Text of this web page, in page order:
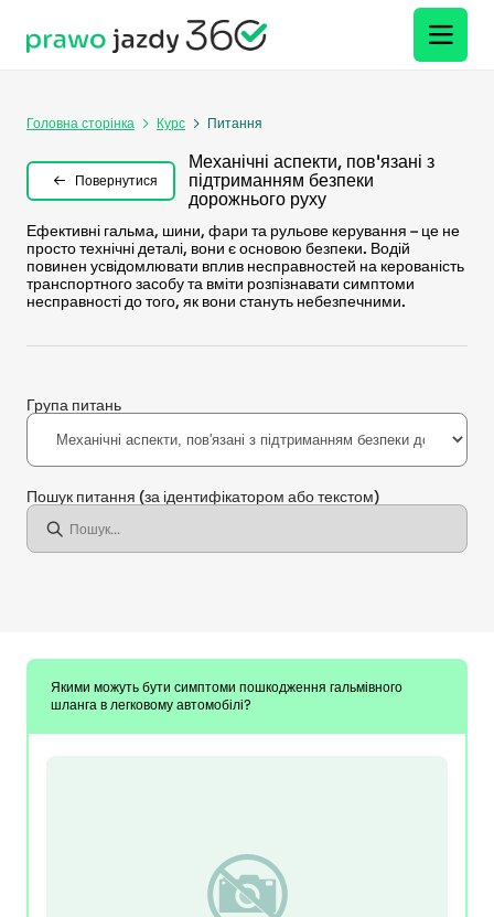
Головна сторінка Курс Питання
Повернутися
Механічні аспекти, пов'язані з
підтриманням безпеки
дорожнього руху
Ефективні гальма, шини, фари та рульове керування – це не
просто технічні деталі, вони є основою безпеки. Водій
повинен усвідомлювати вплив несправностей на керованість
транспортного засобу та вміти розпізнавати симптоми
несправності до того, як вони стануть небезпечними.
Група питань
Пошук питання (за ідентифікатором або текстом)
Якими можуть бути симптоми пошкодження гальмівного
шланга в легковому автомобілі?